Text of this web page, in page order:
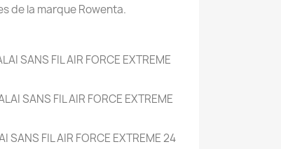
de la marque Rowenta.
SANS FIL AIR FORCE EXTREME
SANS FIL AIR FORCE EXTREME
SANS FIL AIR FORCE EXTREME24